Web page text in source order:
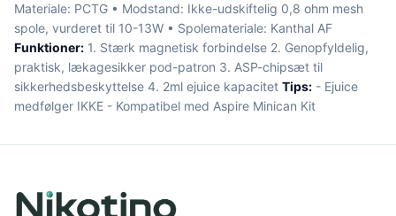
Materiale: PCTG • Modstand: Ikke-udskiftelig 0,8 ohm mesh
spole, vurderet til 10-13W • Spolemateriale: Kanthal AF
Funktioner: 1. Stærk magnetisk forbindelse 2. Genopfyldelig,
praktisk, lækagesikker pod-patron 3. ASP-chipsæt til
sikkerhedsbeskyttelse 4. 2ml ejuice kapacitet Tips: - Ejuice
medfølger IKKE - Kompatibel med Aspire Minican Kit